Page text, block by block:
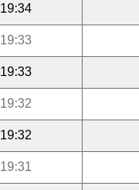
19:34
19:33
19:33
19:32
19:32
19:31